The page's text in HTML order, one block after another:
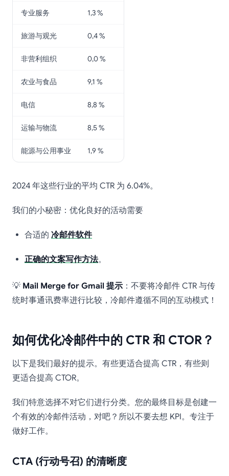
专业服务 1,3 %
旅游与观光 0,4 %
非营利组织 0,0 %
农业与食品 9,1 %
电信 8,8 %
运输与物流 8,5 %
能源与公用事业 1,9 %
2024 年这些行业的平均 CTR 为 6.04%。
我们的小秘密：优化良好的活动需要
合适的 冷邮件软件
正确的文案写作方法。
💡 Mail Merge for Gmail 提示 ：不要将冷邮件 CTR 与传
统时事通讯费率进行比较，冷邮件遵循不同的互动模式！
如何优化冷邮件中的 CTR 和 CTOR？
以下是我们最好的提示。有些更适合提高 CTR，有些则
更适合提高 CTOR。
我们特意选择不对它们进行分类。您的最终目标是创建一
个有效的冷邮件活动，对吧？所以不要去想 KPI。专注于
做好工作。
CTA (行动号召) 的清晰度